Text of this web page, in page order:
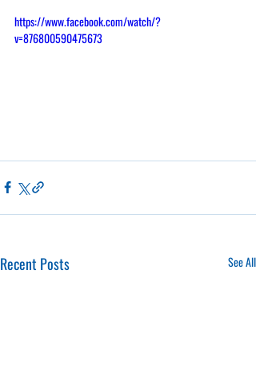
https://www.facebook.com/watch/?
v=876800590475673
Recent Posts See All